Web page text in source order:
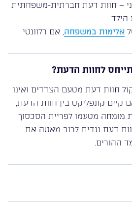
– חוות דעת חברתית-משפחתית
אלימות במשפחה, אם רלוונטי
לחוות הדעת?
חוות דעת מטעם הצדדים ואינו
קונפליקט בין חוות הדעת,
מומחה מטעמו לפריית הסכסוך
דעת נגדית לרוב מאטה את
ההורים.